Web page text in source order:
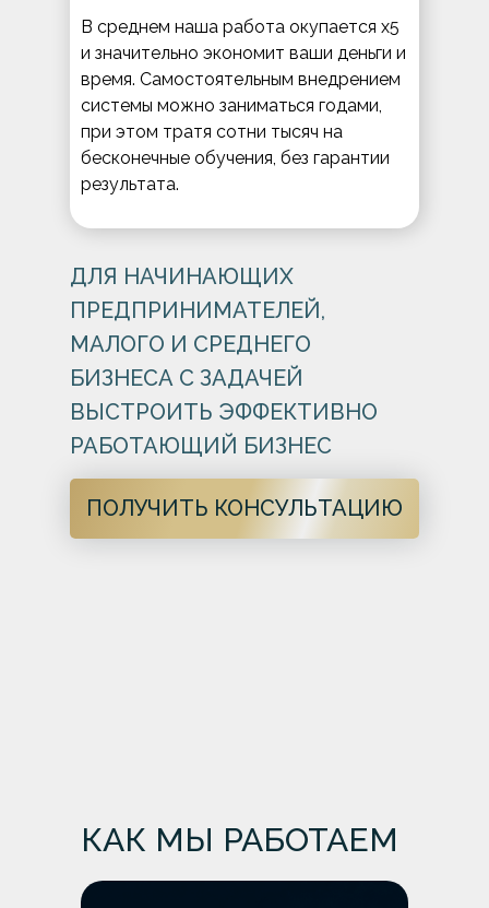
В среднем наша работа окупается х5
и значительно экономит ваши деньги и
время. Самостоятельным внедрением
системы можно заниматься годами,
при этом тратя сотни тысяч на
бесконечные обучения, без гарантии
результата.
ПОЛУЧИТЬ КОНСУЛЬТАЦИЮ
ДЛЯ НАЧИНАЮЩИХ
ПРЕДПРИНИМАТЕЛЕЙ,
МАЛОГО И СРЕДНЕГО
БИЗНЕСА С ЗАДАЧЕЙ
ВЫСТРОИТЬ ЭФФЕКТИВНО
РАБОТАЮЩИЙ БИЗНЕС
КАК МЫ РАБОТАЕМ